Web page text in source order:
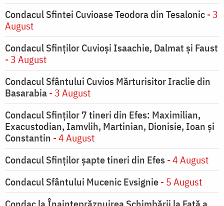
Condacul Sfintei Cuvioase Teodora din Tesalonic- 3
August
Condacul Sfinţilor Cuvioşi Isaachie, Dalmat şi Faust
- 3 August
Condacul Sfântului Cuvios Mărturisitor Iraclie din
Basarabia- 3 August
Condacul Sfinţilor 7 tineri din Efes: Maximilian,
Exacustodian, Iamvlih, Martinian, Dionisie, Ioan şi
Constantin - 4 August
Condacul Sfinţilor şapte tineri din Efes - 4 August
Condacul Sfântului Mucenic Evsignie- 5 August